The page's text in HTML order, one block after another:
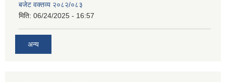
बजेट वक्तव्य २०८२/०८३
मिति: 06/24/2025 - 16:57
अन्य